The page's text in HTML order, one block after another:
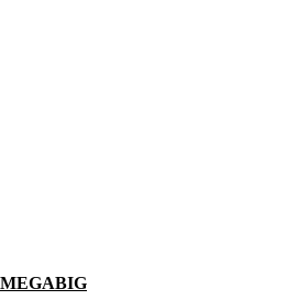
MEGABIG